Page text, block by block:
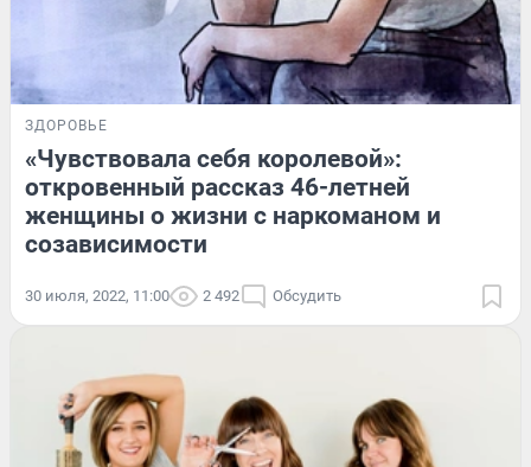
ЗДОРОВЬЕ
«Чувствовала себя королевой»:
откровенный рассказ 46-летней
женщины о жизни с наркоманом и
созависимости
30 июля, 2022, 11:00 2 492 Обсудить